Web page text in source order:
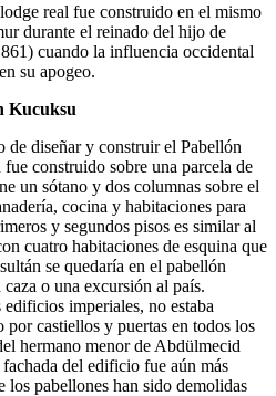
real fue construido en el mismo
durante el reinado del hijo de
cuando la influencia occidental
su apogeo.
Kucuksu
diseñar y construir el Pabellón
construido sobre una parcela de
un sótano y dos columnas sobre el
cocina y habitaciones para
y segundos pisos es similar al
cuatro habitaciones de esquina que
se quedaría en el pabellón
o una excursión al país.
imperiales, no estaba
castiellos y puertas en todos los
hermano menor de Abdülmecid
del edificio fue aún más
los pabellones han sido demolidas